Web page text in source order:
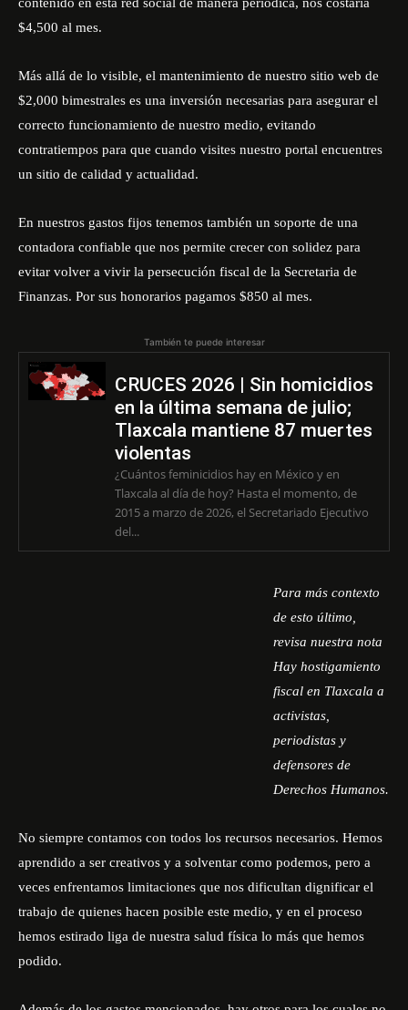
$4,500 al mes.
Más allá de lo visible, el mantenimiento de nuestro sitio web de
$2,000 bimestrales es una inversión necesarias para asegurar el
correcto funcionamiento de nuestro medio, evitando
contratiempos para que cuando visites nuestro portal encuentres
un sitio de calidad y actualidad.
En nuestros gastos fijos tenemos también un soporte de una
contadora confiable que nos permite crecer con solidez para
evitar volver a vivir la persecución fiscal de la Secretaria de
Finanzas. Por sus honorarios pagamos $850 al mes.
También te puede interesar
CRUCES 2026 | Sin homicidios
en la última semana de julio;
Tlaxcala mantiene 87 muertes
violentas
¿Cuántos feminicidios hay en México y en
Tlaxcala al día de hoy? Hasta el momento, de
2015 a marzo de 2026, el Secretariado Ejecutivo
del...
Para más contexto
de esto último,
revisa nuestra nota
Hay hostigamiento
fiscal en Tlaxcala a
activistas,
periodistas y
defensores de
Derechos Humanos.
No siempre contamos con todos los recursos necesarios. Hemos
aprendido a ser creativos y a solventar como podemos, pero a
veces enfrentamos limitaciones que nos dificultan dignificar el
trabajo de quienes hacen posible este medio, y en el proceso
hemos estirado liga de nuestra salud física lo más que hemos
podido.